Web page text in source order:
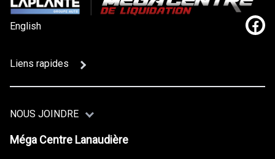
English
Liens rapides
NOUS JOINDRE
Méga Centre Lanaudière